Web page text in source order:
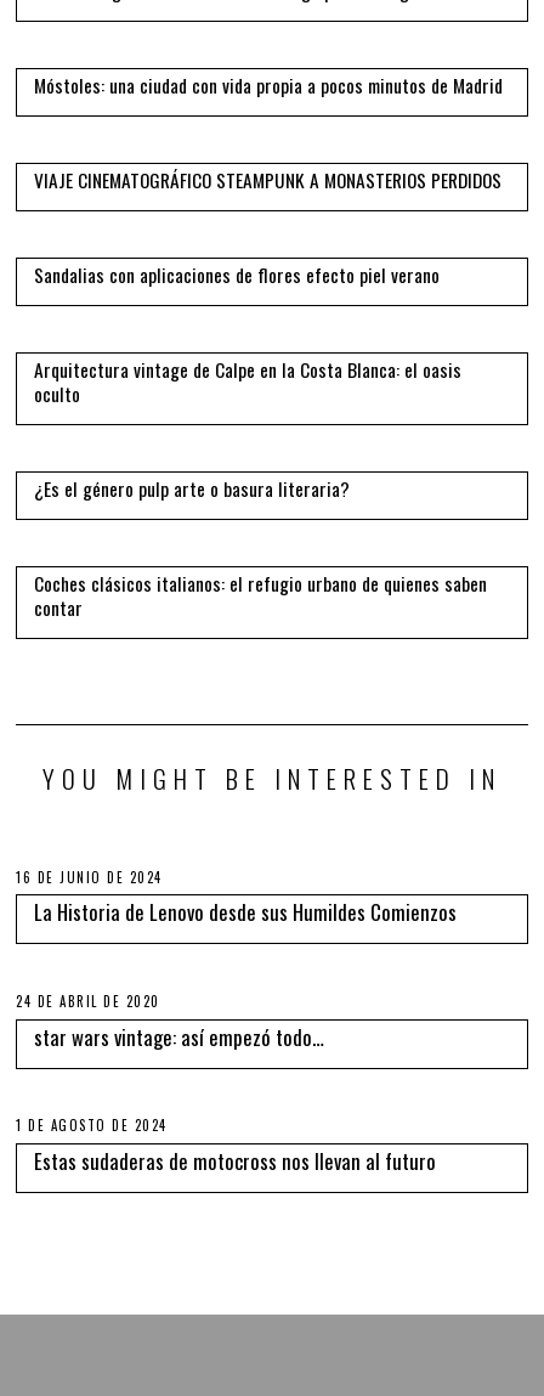
09
Móstoles: una ciudad con vida propia a pocos minutos de Madrid
10
VIAJE CINEMATOGRÁFICO STEAMPUNK A MONASTERIOS PERDIDOS
11
Sandalias con aplicaciones de flores efecto piel verano
12
Arquitectura vintage de Calpe en la Costa Blanca: el oasis
oculto
13
¿Es el género pulp arte o basura literaria?
14
Coches clásicos italianos: el refugio urbano de quienes saben
contar
YOU MIGHT BE INTERESTED IN
16 DE JUNIO DE 2024
La Historia de Lenovo desde sus Humildes Comienzos
24 DE ABRIL DE 2020
star wars vintage: así empezó todo…
1 DE AGOSTO DE 2024
Estas sudaderas de motocross nos llevan al futuro